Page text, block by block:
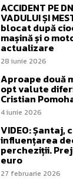
ACCIDENT PE
VADULUI ȘI
blocat după
mașină și o
actualizare
28 iunie 2026
Aproape două
opt valute
Cristian
4 iunie 2026
VIDEO: Șantaj,
influențarea
percheziții.
euro
27 februarie 2026